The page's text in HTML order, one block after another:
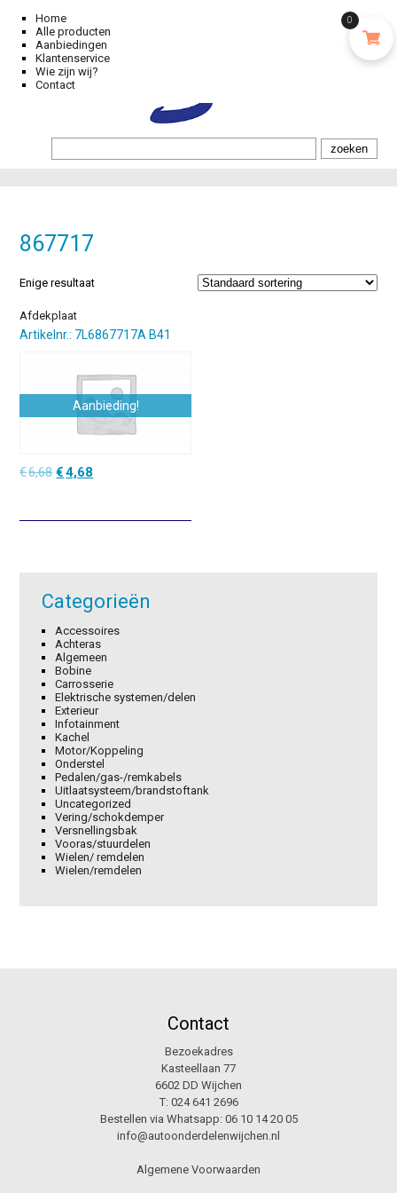
Home
Alle producten
Aanbiedingen
Klantenservice
Wie zijn wij?
Contact
867717
Enige resultaat
Afdekplaat
Artikelnr.: 7L6867717A B41
Aanbieding!
€6,68Oorspronkelijke
€6,68.
€4,68
€4,68.
Categorieën
Accessoires
Achteras
Algemeen
Bobine
Carrosserie
Elektrische systemen/delen
Exterieur
Infotainment
Kachel
Motor/Koppeling
Onderstel
Pedalen/gas-/remkabels
Uitlaatsysteem/brandstoftank
Uncategorized
Vering/schokdemper
Versnellingsbak
Vooras/stuurdelen
Wielen/ remdelen
Wielen/remdelen
Contact
Bezoekadres
Kasteellaan 77
6602 DD Wijchen
T: 024 641 2696
Bestellen via Whatsapp: 06 10 14 20 05
info@autoonderdelenwijchen.nl
Algemene Voorwaarden
0